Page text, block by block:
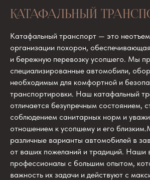
КАТАФАЛЬНЫЙ
Катафальный транспорт — это
организации похорон,
и бережную перевозку усопшего. Мы
специализированные автомобили,
необходимым для комфортной и
транспортировки. Наш катафальный
отличается безупречным состоянием,
соблюдением санитарных норм и
отношением к усопшему и его
различные варианты автомобилей в
от ваших пожеланий и традиций. Наши
профессионалы с большим опытом,
важность их задачи и действуют с